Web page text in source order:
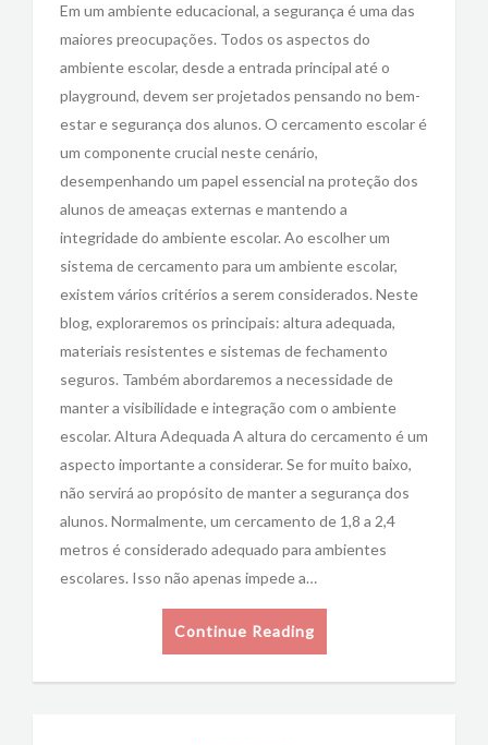
Em um ambiente educacional, a segurança é uma das
maiores preocupações. Todos os aspectos do
ambiente escolar, desde a entrada principal até o
playground, devem ser projetados pensando no bem-
estar e segurança dos alunos. O cercamento escolar é
um componente crucial neste cenário,
desempenhando um papel essencial na proteção dos
alunos de ameaças externas e mantendo a
integridade do ambiente escolar. Ao escolher um
sistema de cercamento para um ambiente escolar,
existem vários critérios a serem considerados. Neste
blog, exploraremos os principais: altura adequada,
materiais resistentes e sistemas de fechamento
seguros. Também abordaremos a necessidade de
manter a visibilidade e integração com o ambiente
escolar. Altura Adequada A altura do cercamento é um
aspecto importante a considerar. Se for muito baixo,
não servirá ao propósito de manter a segurança dos
alunos. Normalmente, um cercamento de 1,8 a 2,4
metros é considerado adequado para ambientes
escolares. Isso não apenas impede a…
Continue Reading